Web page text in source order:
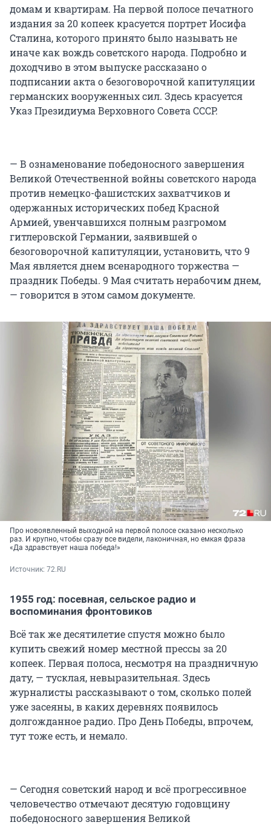
домам и квартирам. На первой полосе печатного
издания за 20 копеек красуется портрет Иосифа
Сталина, которого принято было называть не
иначе как вождь советского народа. Подробно и
доходчиво в этом выпуске рассказано о
подписании акта о безоговорочной капитуляции
германских вооруженных сил. Здесь красуется
Указ Президиума Верховного Совета СССР.
— В ознаменование победоносного завершения
Великой Отечественной войны советского народа
против немецко-фашистских захватчиков и
одержанных исторических побед Красной
Армией, увенчавшихся полным разгромом
гитлеровской Германии, заявившей о
безоговорочной капитуляции, установить, что 9
Мая является днем всенародного торжества —
праздник Победы. 9 Мая считать нерабочим днем,
— говорится в этом самом документе.
Про новоявленный выходной на первой полосе сказано несколько
раз. И крупно, чтобы сразу все видели, лаконичная, но емкая фраза
«Да здравствует наша победа!»
Источник: 72.RU
1955 год: посевная, сельское радио и
воспоминания фронтовиков
Всё так же десятилетие спустя можно было
купить свежий номер местной прессы за 20
копеек. Первая полоса, несмотря на праздничную
дату, — тусклая, невыразительная. Здесь
журналисты рассказывают о том, сколько полей
уже засеяны, в каких деревнях появилось
долгожданное радио. Про День Победы, впрочем,
тут тоже есть, и немало.
— Сегодня советский народ и всё прогрессивное
человечество отмечают десятую годовщину
победоносного завершения Великой